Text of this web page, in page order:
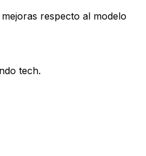
respecto al modelo
tech.